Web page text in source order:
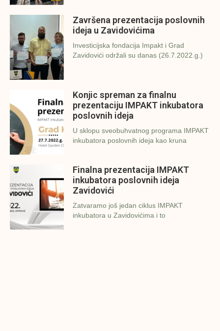
Završena prezentacija poslovnih
ideja u Zavidovićima
Investicijska fondacija Impakt i Grad
Zavidovići održali su danas (26.7.2022.g.)
Konjic spreman za finalnu
prezentaciju IMPAKT inkubatora
poslovnih ideja
U sklopu sveobuhvatnog programa IMPAKT
inkubatora poslovnih ideja kao kruna
Finalna prezentacija IMPAKT
inkubatora poslovnih ideja
Zavidovići
Zatvaramo još jedan ciklus IMPAKT
inkubatora u Zavidovićima i to